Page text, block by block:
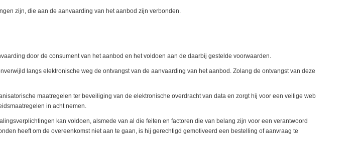
zijn, die aan de aanvaarding van het aanbod zijn verbonden.
door de consument van het aanbod en het voldoen aan de daarbij gestelde voorwaarden.
langs elektronische weg de ontvangst van de aanvaarding van het aanbod. Zolang de ontvangst van deze
maatregelen ter beveiliging van de elektronische overdracht van data en zorgt hij voor een veilige web
in acht nemen.
kan voldoen, alsmede van al die feiten en factoren die van belang zijn voor een verantwoord
heeft om de overeenkomst niet aan te gaan, is hij gerechtigd gemotiveerd een bestelling of aanvraag te